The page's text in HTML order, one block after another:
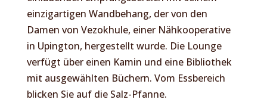
einzigartigen Wandbehang, der von den
Damen von Vezokhule, einer Nähkooperative
in Upington, hergestellt wurde. Die Lounge
verfügt über einen Kamin und eine Bibliothek
mit ausgewählten Büchern. Vom Essbereich
blicken Sie auf die Salz-Pfanne.